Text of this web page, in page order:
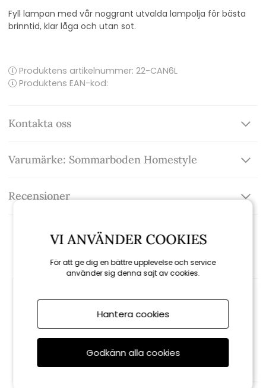
Fyll lampan med vår noggrant utvalda lampolja för bästa
brinntid, klar låga och utan sot.
Produktens artikelnummer: 22-CAN6L
Produktens EAN-kod:
Kontakta oss
Varumärke: Sommarboden Homestyle
Recensioner
Rekommenderade tillbehör
VI ANVÄNDER COOKIES
För att ge dig en bättre upplevelse och service
använder sig denna sajt av cookies.
Hantera cookies
Godkänn alla cookies